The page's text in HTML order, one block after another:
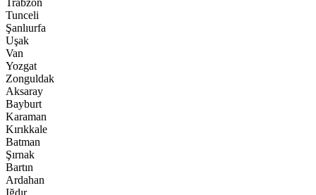
Trabzon
Tunceli
Şanlıurfa
Uşak
Van
Yozgat
Zonguldak
Aksaray
Bayburt
Karaman
Kırıkkale
Batman
Şırnak
Bartın
Ardahan
Iğdır